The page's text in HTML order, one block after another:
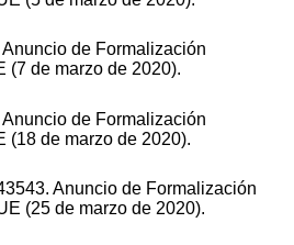
Anuncio de Formalización
(7 de marzo de 2020).
Anuncio de Formalización
(18 de marzo de 2020).
Anuncio de Formalización
(25 de marzo de 2020).